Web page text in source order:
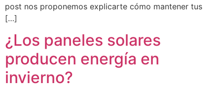
post nos proponemos explicarte cómo mantener tus
[…]
¿Los paneles solares
producen energía en
invierno?